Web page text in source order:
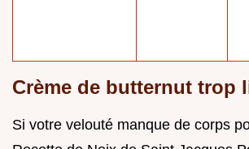
Crème de butternut trop
Si votre velouté manque de corps